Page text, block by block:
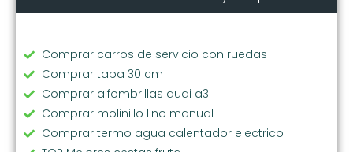
Comprar carros de servicio con ruedas
Comprar tapa 30 cm
Comprar alfombrillas audi a3
Comprar molinillo lino manual
Comprar termo agua calentador electrico